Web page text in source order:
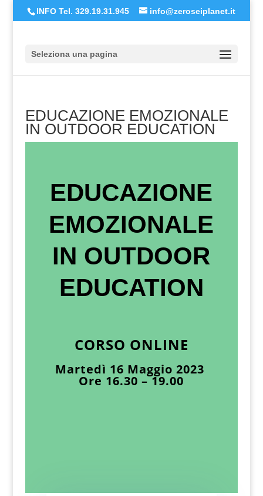
INFO Tel. 329.19.31.945 info@zeroseiplanet.it
Seleziona una pagina
EDUCAZIONE EMOZIONALE
IN OUTDOOR EDUCATION
EDUCAZIONE
EMOZIONALE
IN OUTDOOR
EDUCATION
CORSO ONLINE
Martedì 16 Maggio 2023
Ore 16.30 – 19.00